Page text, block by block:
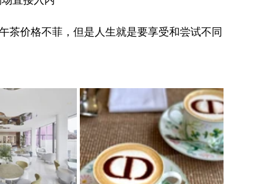
茶价格不菲，但是人生就是要享受和尝试不同